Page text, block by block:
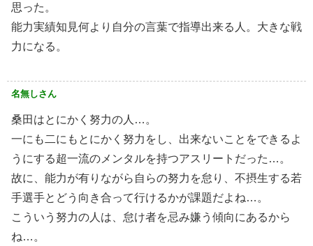
思った。
能力実績知見何より自分の言葉で指導出来る人。大きな戦
力になる。
名無しさん
桑田はとにかく努力の人…。
一にも二にもとにかく努力をし、出来ないことをできるよ
うにする超一流のメンタルを持つアスリートだった…。
故に、能力が有りながら自らの努力を怠り、不摂生する若
手選手とどう向き合って行けるかが課題だよね…。
こういう努力の人は、怠け者を忌み嫌う傾向にあるから
ね…。